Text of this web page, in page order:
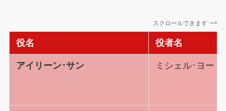
スクロールできます
役名 役者名
アイリーン･サン ミシェル･ヨー